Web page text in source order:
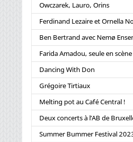
Owczarek, Lauro, Orins
Ferdinand Lezaire et Ornella
Ben Bertrand avec Nemø
Farida Amadou, seule en scène
Dancing With Don
Grégoire Tirtiaux
Melting pot au Café Central !
Deux concerts à l’AB de
Summer Bummer Festival